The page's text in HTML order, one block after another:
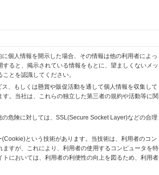
個人情報を開示した場合、その情報は他の利用者によっ
ると、掲示されている情報をもとに、望ましくないメッ
とを認識してください。
、もしくは懸賞や販促活動を通して個人情報を収集して
。当社は、これらの独立した第三者の規約や活動等に関
危険に対しては、SSL(Secure Socket Layer)などの合理
という技術があります。当技術は、利用者のコン
すが、これにより、利用者の使用するコンピュータを特
においては、利用者の利便性の向上を図るため、利用者